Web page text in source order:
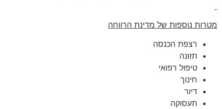
מטרות נוספות של מדינת הרווחה
רצפת הכנסה
תזונה
טיפול רפואי
חינוך
דיור
תעסוקה